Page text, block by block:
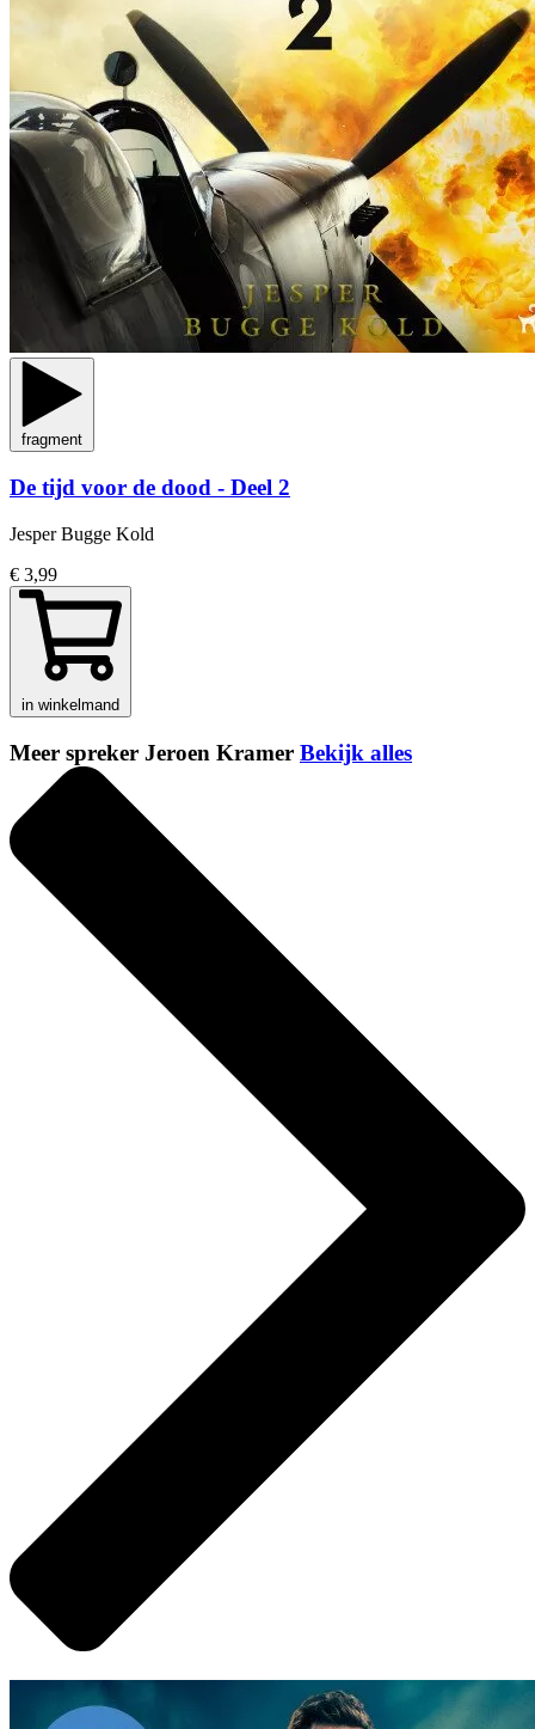
fragment
De tijd voor de dood - Deel 2
Jesper Bugge Kold
€ 3,99
in winkelmand
Meer spreker Jeroen Kramer Bekijk alles